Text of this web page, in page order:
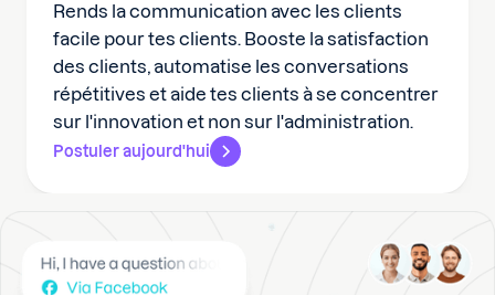
Rends la communication avec les clients
facile pour tes clients. Booste la satisfaction
des clients, automatise les conversations
répétitives et aide tes clients à se concentrer
sur l'innovation et non sur l'administration.
Postuler aujourd'hui